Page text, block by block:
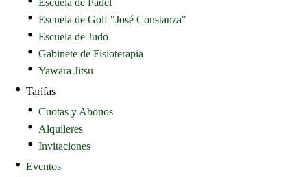
Escuela de Pádel
Escuela de Golf "José Constanza"
Escuela de Judo
Gabinete de Fisioterapia
Yawara Jitsu
Tarifas
Cuotas y Abonos
Alquileres
Invitaciones
Eventos